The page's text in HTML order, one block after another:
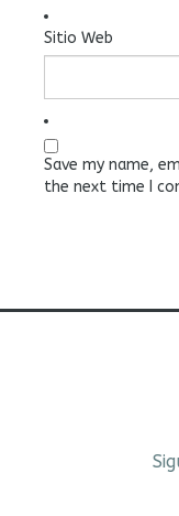
Sitio Web
Save my name,
the next time I